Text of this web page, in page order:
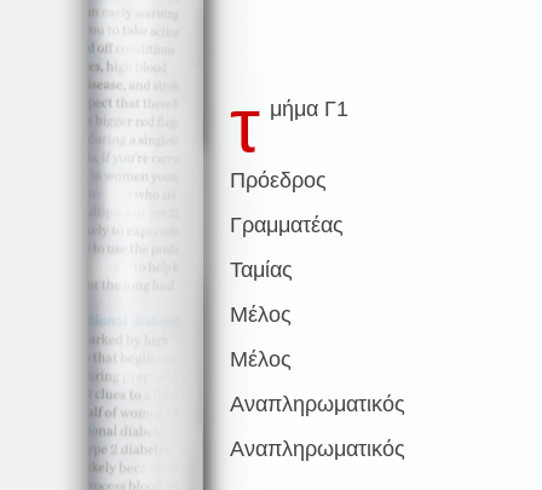
τ μήμα Γ1
Πρόεδρος
Γραμματέας
Ταμίας
Μέλος
Μέλος
Αναπληρωματικός
Αναπληρωματικός